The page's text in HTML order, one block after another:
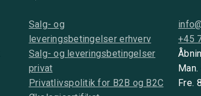
Salg- og
leveringsbetingelser erhverv
Salg- og leveringsbetingelser
privat
Privatlivspolitik for B2B og B2C
+45
Fre.